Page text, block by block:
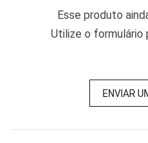
Esse produto
Utilize o formulário
ENVIAR